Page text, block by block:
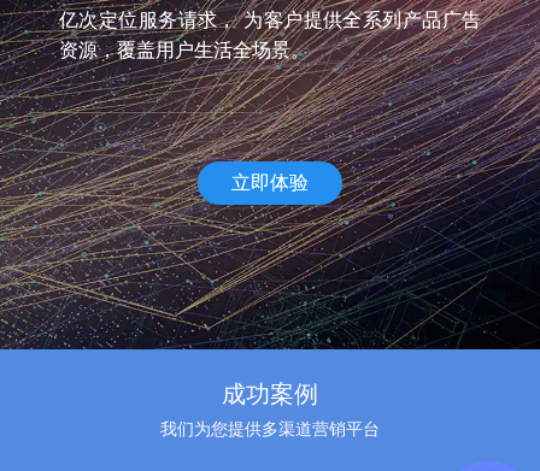
亿次定位服务请求， 为客户提供全系列产品广告
资源，覆盖用户生活全场景。
立即体验
成功案例
我们为您提供多渠道营销平台